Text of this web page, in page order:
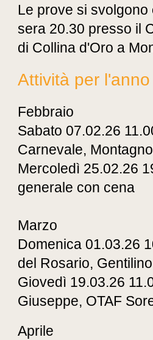
Le prove si svolgono
sera 20.30 presso il
di Collina d'Oro a
Attività per
Febbraio
Sabato 07.02.26
Carnevale,
Mercoledì 25.02.26
generale con cena
Marzo
Domenica 01.03.26
del Rosario, Gentilino
Giovedì 19.03.26
Giuseppe, OTAF
Aprile